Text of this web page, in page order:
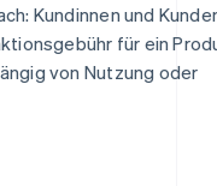
Kundinnen und
für ein
von Nutzung oder